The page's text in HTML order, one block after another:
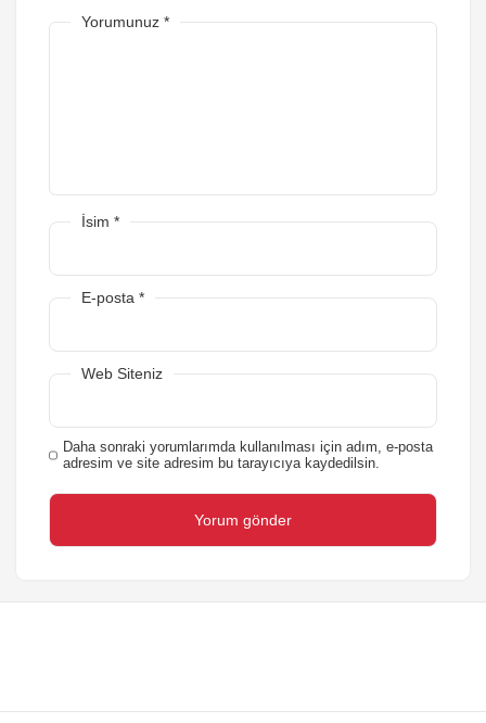
Yorumunuz *
İsim *
E-posta *
Web Siteniz
Daha sonraki yorumlarımda kullanılması için adım, e-posta
adresim ve site adresim bu tarayıcıya kaydedilsin.